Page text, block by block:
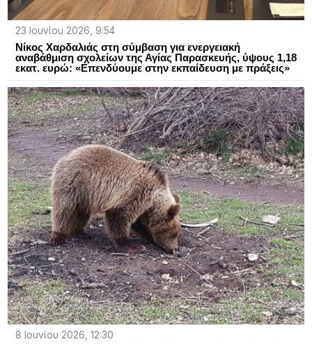
23 Ιουνίου 2026, 9:54
Νίκος Χαρδαλιάς στη σύμβαση για ενεργειακή
αναβάθμιση σχολείων της Αγίας Παρασκευής, ύψους 1,18
εκατ. ευρώ: «Επενδύουμε στην εκπαίδευση με πράξεις»
8 Ιουνίου 2026, 12:30